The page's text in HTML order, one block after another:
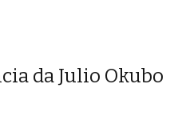
da Julio Okubo